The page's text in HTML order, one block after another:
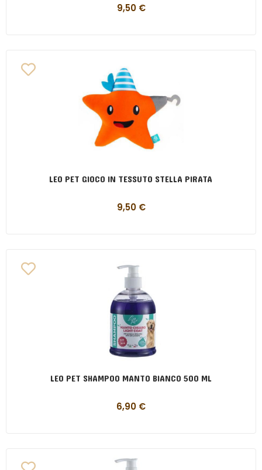
9,50 €
LEO PET GIOCO IN TESSUTO STELLA PIRATA
9,50 €
LEO PET SHAMPOO MANTO BIANCO 500 ML
6,90 €